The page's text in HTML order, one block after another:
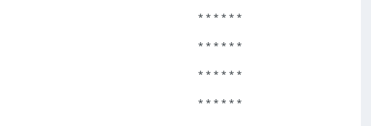
* * * * * *
* * * * * *
* * * * * *
* * * * * *